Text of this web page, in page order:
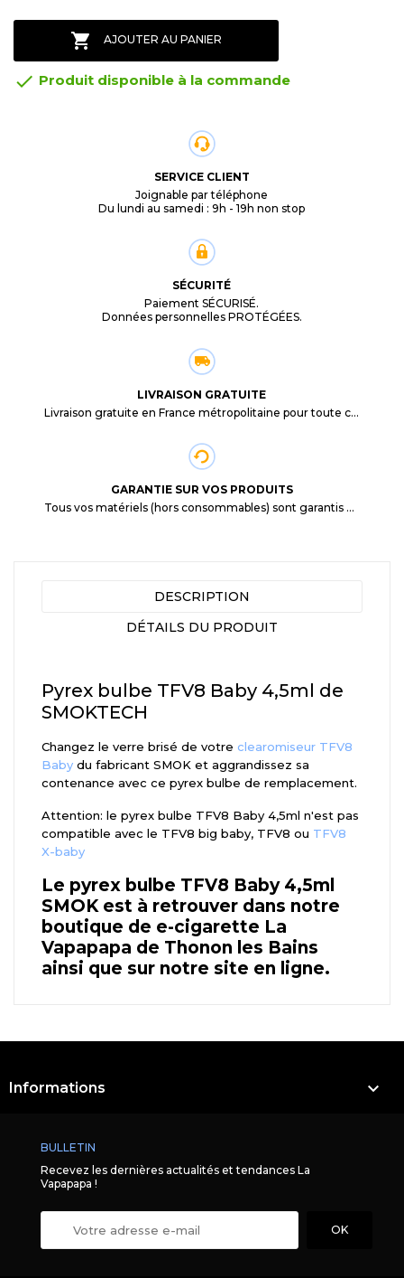
 AJOUTER AU PANIER
 Produit disponible à la commande
SERVICE CLIENT
Joignable par téléphone
Du lundi au samedi : 9h - 19h non stop
SÉCURITÉ
Paiement SÉCURISÉ.
Données personnelles PROTÉGÉES.
LIVRAISON GRATUITE
Livraison gratuite en France métropolitaine pour toute commande supérieure à 29,90€.
GARANTIE SUR VOS PRODUITS
Tous vos matériels (hors consommables) sont garantis 3 mois à partir de la date d'achat
DESCRIPTION
DÉTAILS DU PRODUIT
Pyrex bulbe TFV8 Baby 4,5ml de
SMOKTECH
Changez le verre brisé de votre clearomiseur TFV8
Baby du fabricant SMOK et aggrandissez sa
contenance avec ce pyrex bulbe de remplacement.
Attention: le pyrex bulbe TFV8 Baby 4,5ml n'est pas
compatible avec le TFV8 big baby, TFV8 ou TFV8
X-baby
Le pyrex bulbe TFV8 Baby 4,5ml
SMOK est à retrouver dans notre
boutique de e-cigarette La
Vapapapa de Thonon les Bains
ainsi que sur notre site en ligne.
Informations 
BULLETIN
Recevez les dernières actualités et tendances La
Vapapapa !